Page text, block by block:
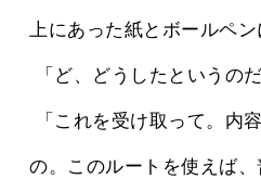
上にあった紙とボールペン
「ど、どうしたというのだ
の。このルートを使えば